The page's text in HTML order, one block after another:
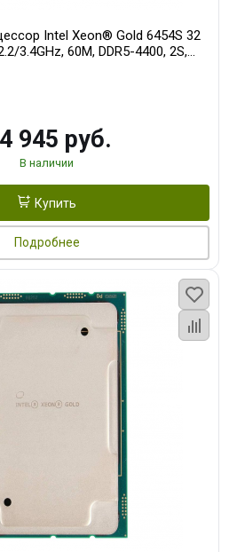
Intel Xeon® Gold 6454S 32
3.4GHz, 60M, DDR5-4400, 2S,
945 руб.
В наличии
Купить
Подробнее